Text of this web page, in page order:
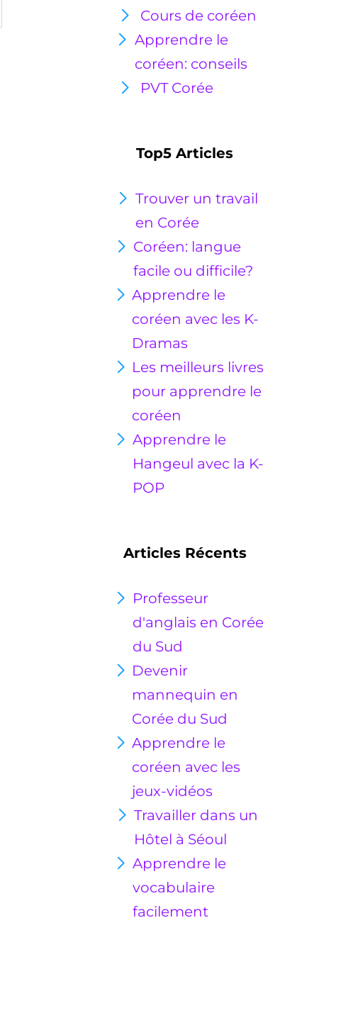
Cours de coréen
Apprendre le
coréen: conseils
PVT Corée
Top5 Articles
Trouver un travail
en Corée
Coréen: langue
facile ou difficile?
Apprendre le
coréen avec les K-
Dramas
Les meilleurs livres
pour apprendre le
coréen
Apprendre le
Hangeul avec la K-
POP
Articles Récents
Professeur
d'anglais en Corée
du Sud
Devenir
mannequin en
Corée du Sud
Apprendre le
coréen avec les
jeux-vidéos
Travailler dans un
Hôtel à Séoul
Apprendre le
vocabulaire
facilement